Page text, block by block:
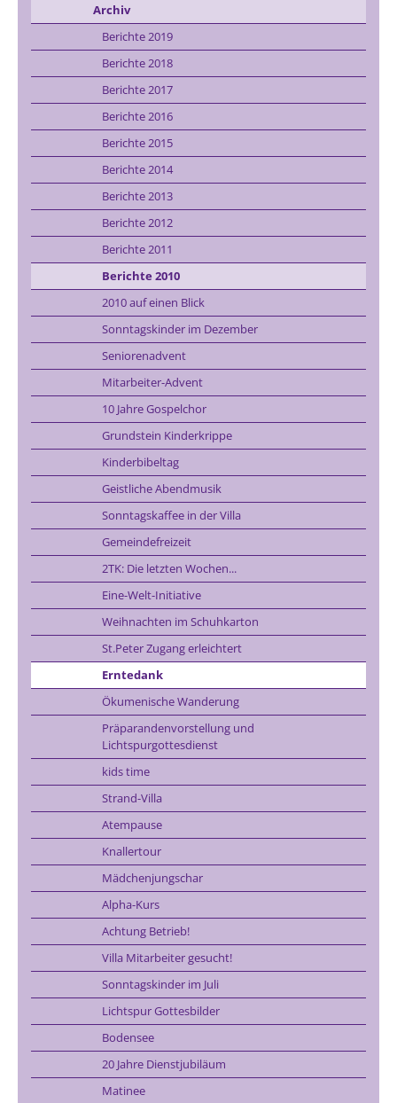
Archiv
Berichte 2019
Berichte 2018
Berichte 2017
Berichte 2016
Berichte 2015
Berichte 2014
Berichte 2013
Berichte 2012
Berichte 2011
Berichte 2010
2010 auf einen Blick
Sonntagskinder im Dezember
Seniorenadvent
Mitarbeiter-Advent
10 Jahre Gospelchor
Grundstein Kinderkrippe
Kinderbibeltag
Geistliche Abendmusik
Sonntagskaffee in der Villa
Gemeindefreizeit
2TK: Die letzten Wochen...
Eine-Welt-Initiative
Weihnachten im Schuhkarton
St.Peter Zugang erleichtert
Erntedank
Ökumenische Wanderung
Präparandenvorstellung und
Lichtspurgottesdienst
kids time
Strand-Villa
Atempause
Knallertour
Mädchenjungschar
Alpha-Kurs
Achtung Betrieb!
Villa Mitarbeiter gesucht!
Sonntagskinder im Juli
Lichtspur Gottesbilder
Bodensee
20 Jahre Dienstjubiläum
Matinee